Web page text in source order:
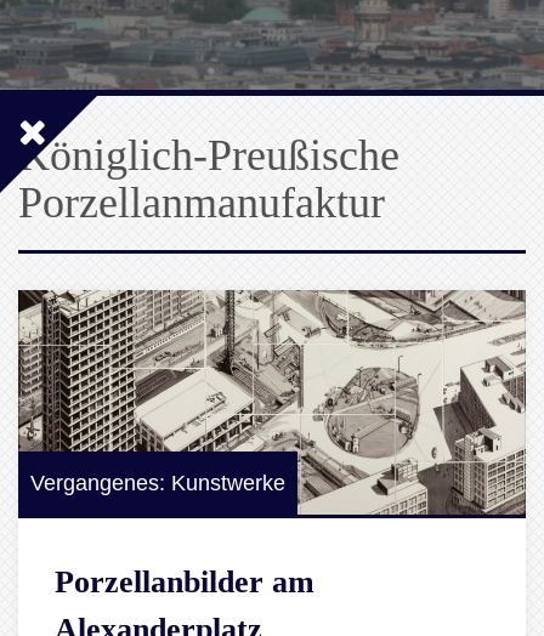
Königlich-Preußische
Porzellanmanufaktur
Vergangenes: Kunstwerke
Porzellanbilder am